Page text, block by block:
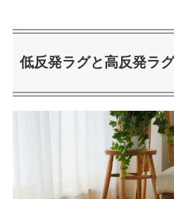
低反発ラグと高反発ラ